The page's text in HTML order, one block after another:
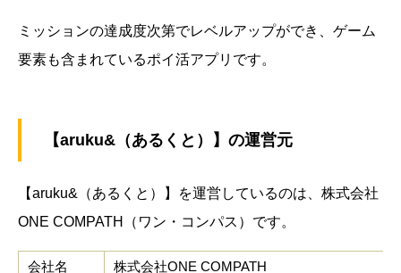
ミッションの達成度次第でレベルアップができ、ゲーム
要素も含まれているポイ活アプリです。
【aruku&（あるくと）】の運営元
【aruku&（あるくと）】を運営しているのは、株式会社
ONE COMPATH（ワン・コンパス）です。
会社名
株式会社ONE COMPATH